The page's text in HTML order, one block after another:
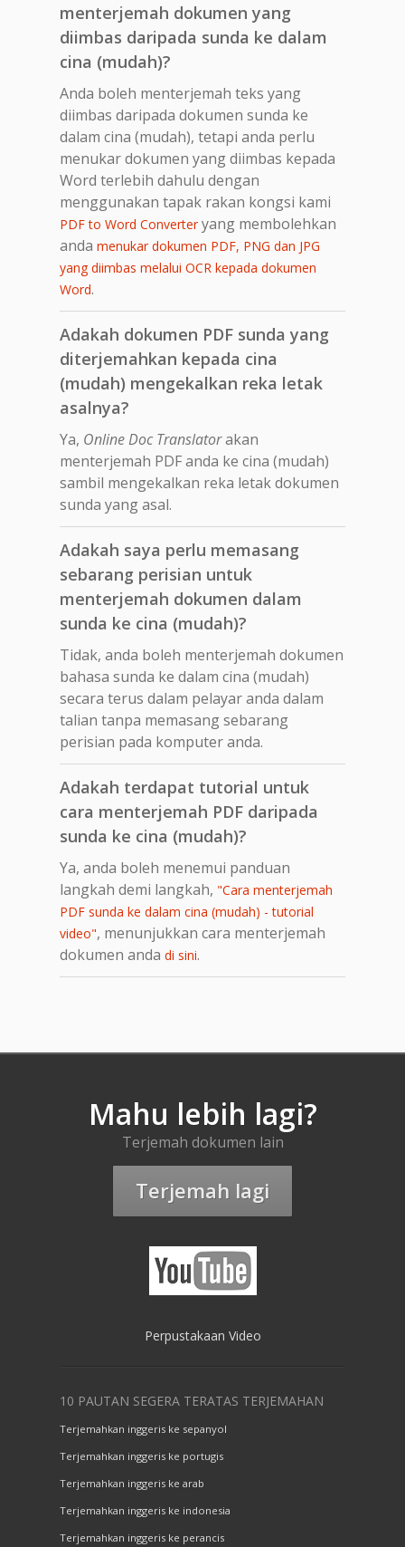
menterjemah dokumen yang
diimbas daripada sunda ke dalam
cina (mudah)?
Anda boleh menterjemah teks yang
diimbas daripada dokumen sunda ke
dalam cina (mudah), tetapi anda perlu
menukar dokumen yang diimbas kepada
Word terlebih dahulu dengan
menggunakan tapak rakan kongsi kami
PDF to Word Converteryang membolehkan
anda menukar dokumen PDF, PNG dan JPG
yang diimbas melalui OCR kepada dokumen
Word.
Adakah dokumen PDF sunda yang
diterjemahkan kepada cina
(mudah) mengekalkan reka letak
asalnya?
Ya, Online Doc Translatorakan
menterjemah PDF anda ke cina (mudah)
sambil mengekalkan reka letak dokumen
sunda yang asal.
Adakah saya perlu memasang
sebarang perisian untuk
menterjemah dokumen dalam
sunda ke cina (mudah)?
Tidak, anda boleh menterjemah dokumen
bahasa sunda ke dalam cina (mudah)
secara terus dalam pelayar anda dalam
talian tanpa memasang sebarang
perisian pada komputer anda.
Adakah terdapat tutorial untuk
cara menterjemah PDF daripada
sunda ke cina (mudah)?
Ya, anda boleh menemui panduan
langkah demi langkah, "Cara menterjemah
PDF sunda ke dalam cina (mudah) - tutorial
video", menunjukkan cara menterjemah
dokumen anda di sini.
Mahu lebih lagi?
Terjemah dokumen lain
Terjemah lagi
Perpustakaan Video
10 PAUTAN SEGERA TERATAS TERJEMAHAN
Terjemahkan inggeris ke sepanyol
Terjemahkan inggeris ke portugis
Terjemahkan inggeris ke arab
Terjemahkan inggeris ke indonesia
Terjemahkan inggeris ke perancis